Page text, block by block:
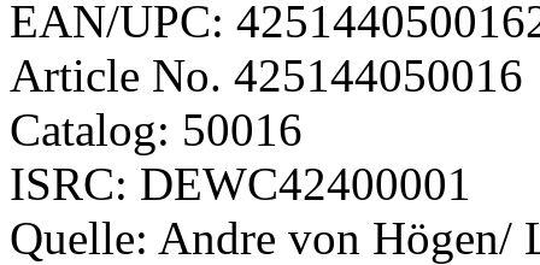
EAN/UPC:
Article No. 425144050016
Catalog: 50016
ISRC: DEWC42400001
Quelle: Andre von Högen/